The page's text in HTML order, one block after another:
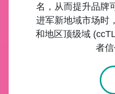
名，从而提升品牌
进军新地域市场时
和地区顶级域
者信